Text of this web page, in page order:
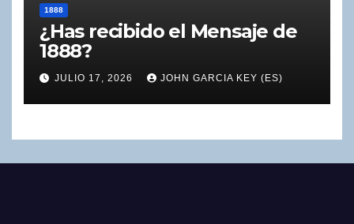
1888
¿Has recibido el Mensaje de
1888?
JULIO 17, 2026 JOHN GARCIA KEY (ES)